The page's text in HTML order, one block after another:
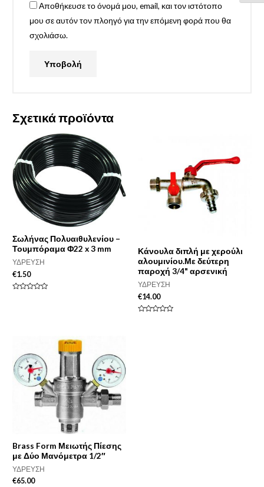
Αποθήκευσε το όνομά μου, email, και τον ιστότοπο
μου σε αυτόν τον πλοηγό για την επόμενη φορά που θα
σχολιάσω.
Σχετικά προϊόντα
Σωλήνας Πολυαιθυλενίου –
Τουμπόραμα Φ22 x 3 mm
ΥΔΡΕΥΣΗ
€1.50
Κάνουλα διπλή με χερούλι
αλουμινίου.Με δεύτερη
παροχή 3/4" αρσενική
ΥΔΡΕΥΣΗ
€14.00
Brass Form Μειωτής Πίεσης
με Δύο Μανόμετρα 1/2″
ΥΔΡΕΥΣΗ
€65.00